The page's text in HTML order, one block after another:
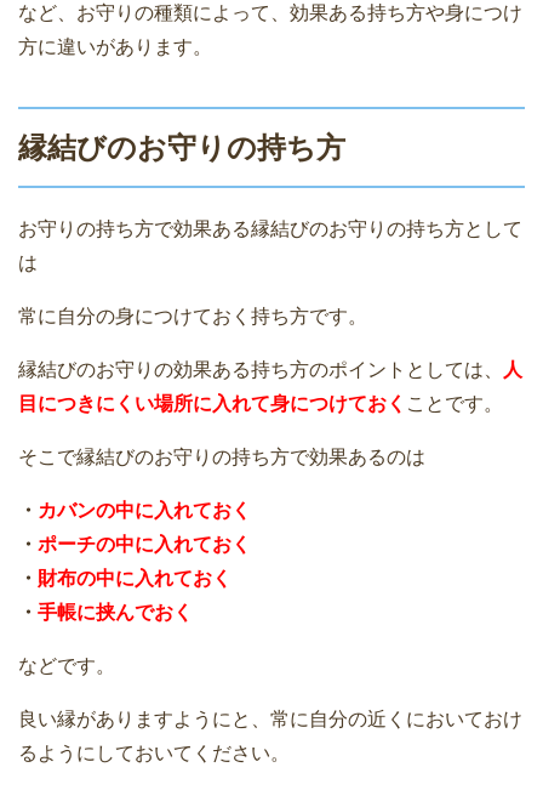
など、お守りの種類によって、効果ある持ち方や身につけ
方に違いがあります。
縁結びのお守りの持ち方
お守りの持ち方で効果ある縁結びのお守りの持ち方として
は
常に自分の身につけておく持ち方です。
縁結びのお守りの効果ある持ち方のポイントとしては、
人
目につきにくい場所に入れて身につけておく ことです。
そこで縁結びのお守りの持ち方で効果あるのは
・ カバンの中に入れておく
・ ポーチの中に入れておく
・ 財布の中に入れておく
・ 手帳に挟んでおく
などです。
良い縁がありますようにと、常に自分の近くにおいておけ
るようにしておいてください。